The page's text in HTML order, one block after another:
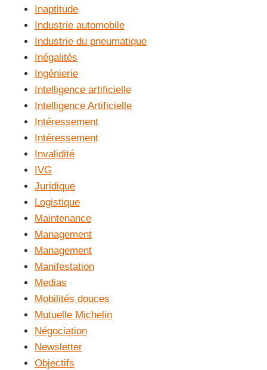
Inaptitude
Industrie automobile
Industrie du pneumatique
Inégalités
Ingénierie
Intelligence artificielle
Intelligence Artificielle
Intéressement
Intéressement
Invalidité
IVG
Juridique
Logistique
Maintenance
Management
Management
Manifestation
Medias
Mobilités douces
Mutuelle Michelin
Négociation
Newsletter
Objectifs